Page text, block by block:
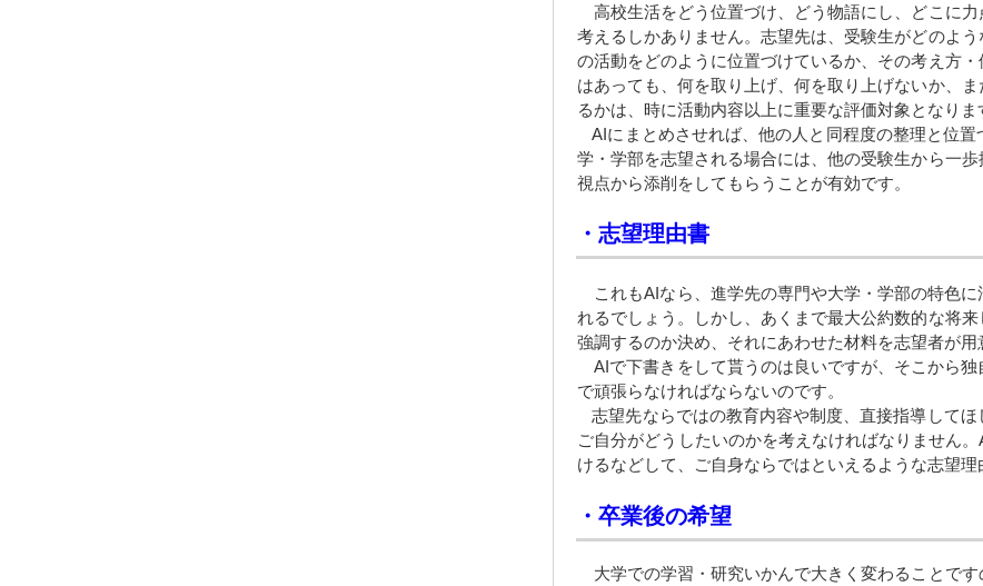
高校生活をどう位置づけ、どう物語にし、どこに
考えるしかありません。志望先は、受験生がどのよ
の活動をどのように位置づけているか、その考え方
はあっても、何を取り上げ、何を取り上げないか、
るかは、時に活動内容以上に重要な評価対象となりま
AIにまとめさせれば、他の人と同程度の整理と位
学・学部を志望される場合には、他の受験生から一
視点から添削をしてもらうことが有効です。
・志望理由書
これもAIなら、進学先の専門や大学・学部の特色に
れるでしょう。しかし、あくまで最大公約数的な将
強調するのか決め、それにあわせた材料を志望者が用
AIで下書きをして貰うのは良いですが、そこから
で頑張らなければならないのです。
志望先ならではの教育内容や制度、直接指導して
ご自分がどうしたいのかを考えなければなりません
けるなどして、ご自身ならではといえるような志望理
・卒業後の希望
大学での学習・研究いかんで大きく変わることで